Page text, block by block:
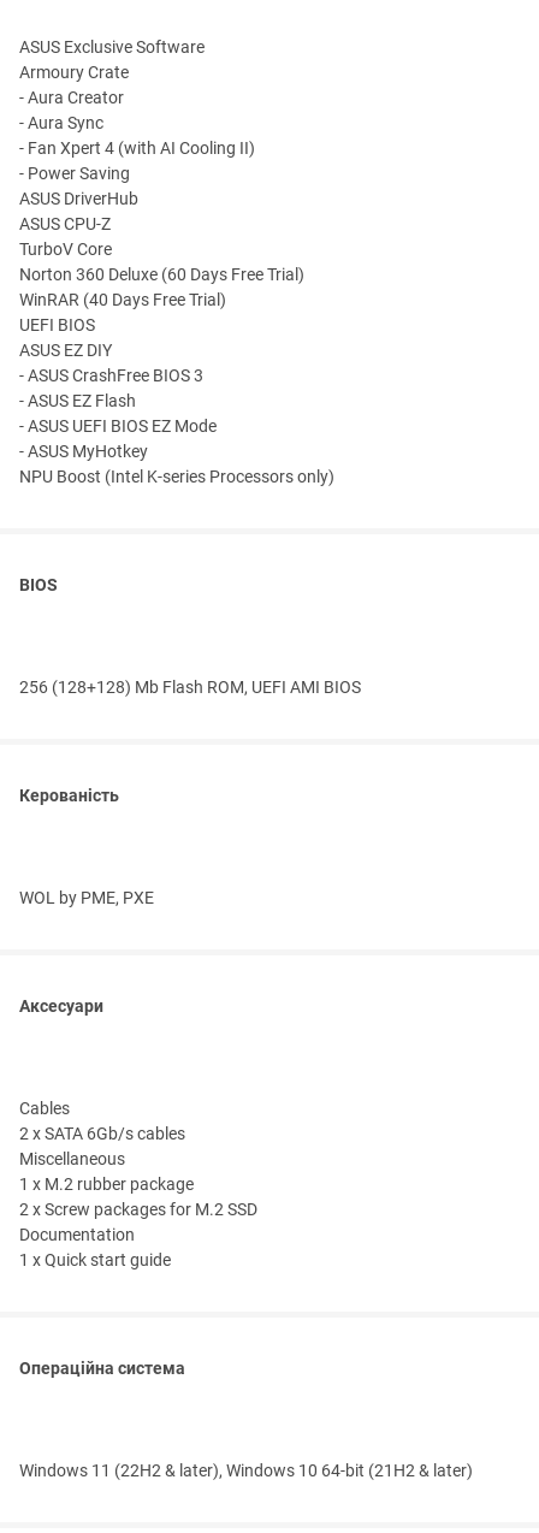
ASUS Exclusive Software
Armoury Crate
- Aura Creator
- Aura Sync
- Fan Xpert 4 (with AI Cooling II)
- Power Saving
ASUS DriverHub
ASUS CPU-Z
TurboV Core
Norton 360 Deluxe (60 Days Free Trial)
WinRAR (40 Days Free Trial)
UEFI BIOS
ASUS EZ DIY
- ASUS CrashFree BIOS 3
- ASUS EZ Flash
- ASUS UEFI BIOS EZ Mode
- ASUS MyHotkey
NPU Boost (Intel K-series Processors only)
BIOS
256 (128+128) Mb Flash ROM, UEFI AMI BIOS
Керованість
WOL by PME, PXE
Аксесуари
Cables
2 x SATA 6Gb/s cables
Miscellaneous
1 x M.2 rubber package
2 x Screw packages for M.2 SSD
Documentation
1 x Quick start guide
Операційна система
Windows 11 (22H2 & later), Windows 10 64-bit (21H2 & later)